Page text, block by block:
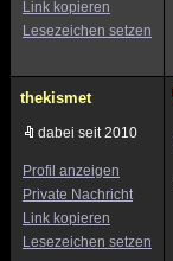
Link kopieren
Lesezeichen setzen
thekismet
dabei seit 2010
Profil anzeigen
Private Nachricht
Link kopieren
Lesezeichen setzen